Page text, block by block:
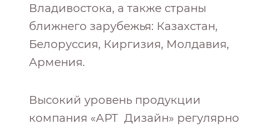
Владивостока, а также страны
ближнего зарубежья: Казахстан,
Белоруссия, Киргизия, Молдавия,
Армения.
Высокий уровень продукции
компания «АРТ Дизайн» регулярно